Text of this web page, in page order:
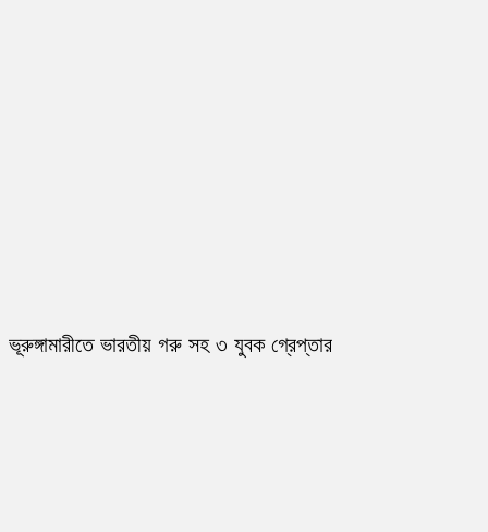
ভূরুঙ্গামারীতে ভারতীয় গরু সহ ৩ যুবক গ্রেপ্তার